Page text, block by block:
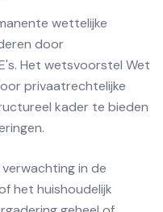
wettelijke
door
Het wetsvoorstel Wet
privaatrechtelijke
kader te bieden
in de
het huishoudelijk